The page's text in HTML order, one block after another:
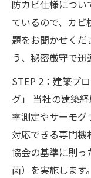
防カビ仕様につ
ているので、カビ
題をお聞かせくだ
う、秘密厳守で迅
STEP 2：建築プ
グ」 当社の建築
率測定やサーモ
対応できる専門
協会の基準に則っ
菌）を実施します。